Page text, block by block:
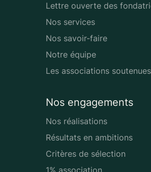
Lettre ouverte des
Nos services
Nos savoir-faire
Notre équipe
Les associations soutenues
Nos engagements
Nos réalisations
Résultats en ambitions
Critères de sélection